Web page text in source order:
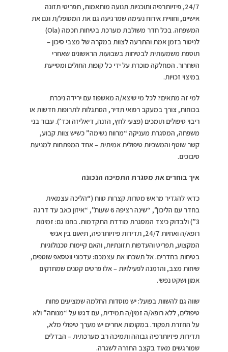
24/7, פיזיותרפיה ותוכניות תנועה מותאמות, תפריטי תזונה
אישיים, וחוויית אירוח נעימה שמרגיעה גם את המטופל/ת וגם את
המשפחה. בכל חדר משולבת מערכת בטיחות חכמה (Ola)
לניטור בזמן אמת והתרעה לצוות במקרה של מצבי סיכון –
תוספת משמעותית לבטיחות בשבועות הראשונים שאחרי
השחרור. המחלקה מוכרת על ידי כל קופות החולים ומסייעת
במיצוי זכויות.
למי זה מתאים? לכל מי שיצא/ה מאשפוז עם ירידה ניכרת
בכוחות, צורך במעקב רפואי תדיר, הסתגלות לתרופות חדשות או
ריבוי טיפולים תומכים (פצעי לחץ, הזנה, דיאליזה וכד’). עבור בני
משפחה, המסגרת מעניקה “מרווח נשימה” כשיש צוות קבוע,
קשר שוטף והמשכיות טיפולית אמיתית – אחד המפתחות למניעת
סיבוכים.
איך בוחרים את מסגרת התמיכה הנכונה
כדאי להגדיר מראש מטרות קצרות טווח (“הליכה עצמאית
בחדר עם הליכון”, “שינה רציפה 6 שעות”, “איזון כאב עד דרגה
3”) ולבדוק כיצד המסגרת מודדת התקדמות. בחנו גם: זמינות
רופא/ה ואחיות 24/7, תדירות פיזיותרפיה, תיאום בין אנשי
המקצוע, תפריט והעדפות תזונתיות, והאם קיימות טכנולוגיות
בטיחות בחדרים. אל תשכחו את עצמכם: עדכוני ווטסאפ שוטפים,
שיחות מצב, והזמנה לפעילויות – אלו פרטים קטנים שמחזקים
אמון ושקט נפשי.
שווה גם להשוות בפועל: יש מוסדות החלמה שמציעים פחות
טיפולים, ללא רופא/ה זמין/ה תמידית, עם דגש על “מנוחה” ולא
על החזרת תפקוד. במקומות אחרים יש מערך טיפולי מלא,
תדירות פיזיותרפיה גבוהה ותמיכה רב מערכתית – הבדלים
שמורגשים מאוד בקצב החזרה לשגרה.